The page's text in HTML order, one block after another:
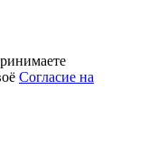
Согласие на